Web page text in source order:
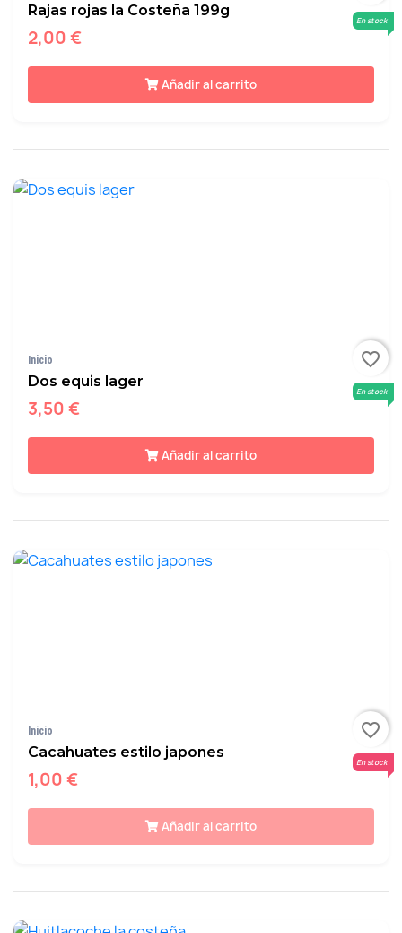
Rajas rojas la Costeña 199g
2,00 €
En stock
Añadir al carrito
Inicio
Dos equis lager
3,50 €
En stock
Añadir al carrito
favorite_border
Inicio
Cacahuates estilo japones
1,00 €
En stock
Añadir al carrito
favorite_border